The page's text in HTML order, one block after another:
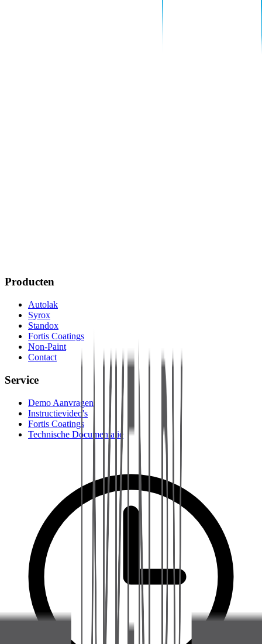
Producten
Autolak
Syrox
Standox
Fortis Coatings
Non-Paint
Contact
Service
Demo Aanvragen
Instructievideo's
Fortis Coatings
Technische Documentatie